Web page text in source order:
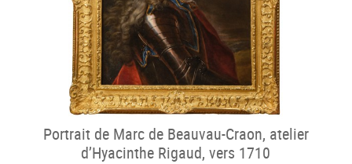
Portrait de Marc de Beauvau-Craon, atelier
d’Hyacinthe Rigaud, vers 1710